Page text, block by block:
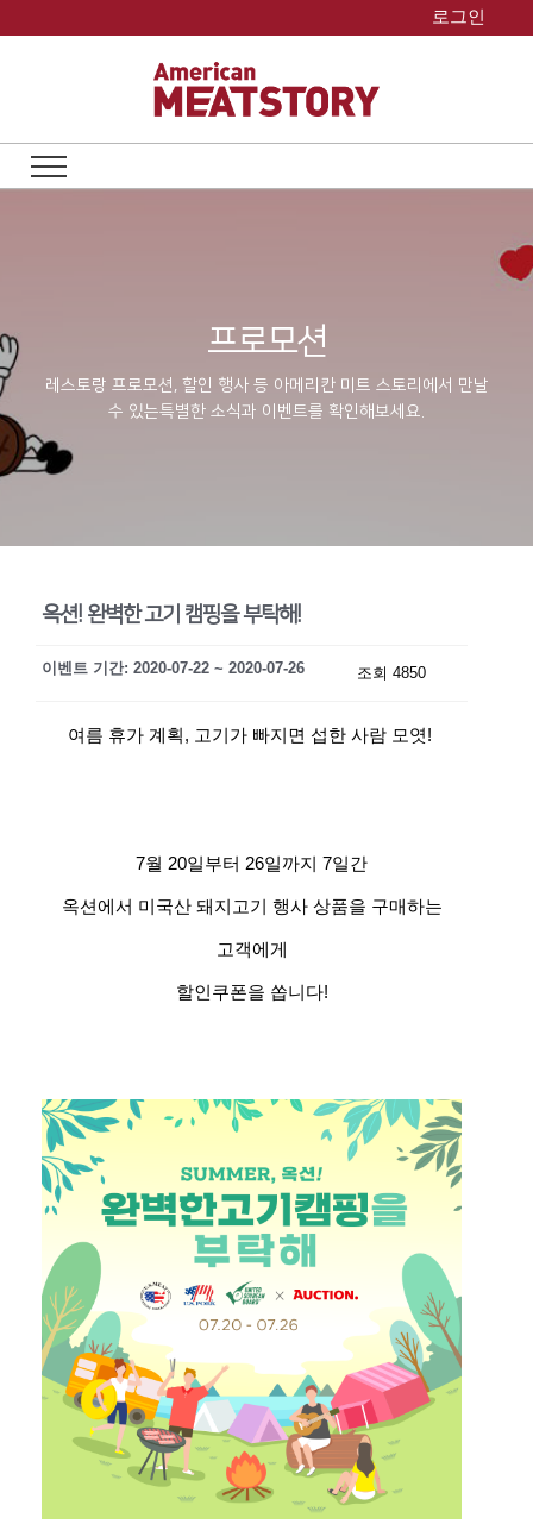
로그인
프로모션
레스토랑 프로모션, 할인 행사 등 아메리칸 미트 스토리에서 만날
수 있는특별한 소식과 이벤트를 확인해보세요.
옥션! 완벽한 고기 캠핑을 부탁해!
이벤트 기간: 2020-07-22 ~ 2020-07-26 조회 4850
여름 휴가 계획, 고기가 빠지면 섭한 사람 모엿!
7월 20일부터 26일까지 7일간
옥션에서 미국산 돼지고기 행사 상품을 구매하는
고객에게
할인쿠폰을 쏩니다!